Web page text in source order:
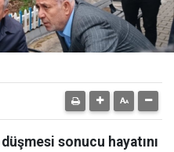
sonucu hayatını